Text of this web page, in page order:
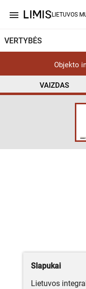
menu LIETUVOS
VERTYBĖS
Objekto
VAIZDASNoC-NC
Slapukai
Lietuvos